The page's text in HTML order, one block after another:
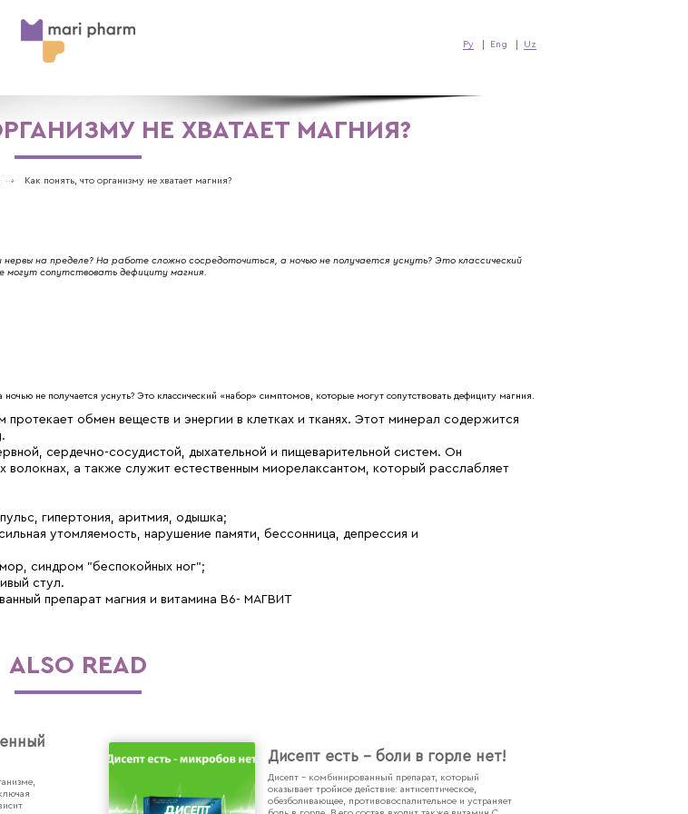
Ру Eng Uz
НЕ ХВАТАЕТ МАГНИЯ?
Как понять, что организму не хватает магния?
на пределе? На работе сложно сосредоточиться, а ночью не получается уснуть? Это классический
могут сопутствовать дефициту магния.
не получается уснуть? Это классический «набор» симптомов, которые могут сопутствовать дефициту магния.
обмен веществ и энергии в клетках и тканях. Этот минерал содержится
сердечно-сосудистой, дыхательной и пищеварительной систем. Он
а также служит естественным миорелаксантом, который расслабляет
гипертония, аритмия, одышка;
утомляемость, нарушение памяти, бессонница, депрессия и
синдром "беспокойных ног";
стул.
препарат магния и витамина B6- МАГВИТ
ALSO READ
Дисепт есть - боли в горле нет!
Дисепт – комбинированный препарат, который
оказывает тройное действие: антисептическое,
обезболивающее, противовоспалительное и устраняет